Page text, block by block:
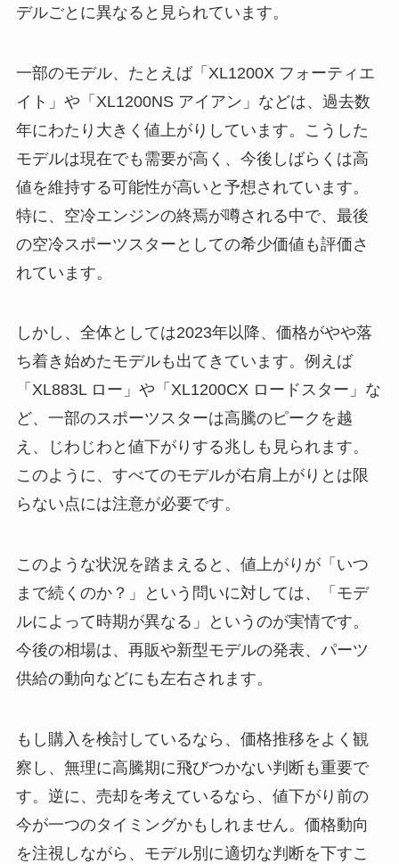
デルごとに異なると見られています。
一部のモデル、たとえば「XL1200X フォーティエ
イト」や「XL1200NS アイアン」などは、過去数
年にわたり大きく値上がりしています。こうした
モデルは現在でも需要が高く、今後しばらくは高
値を維持する可能性が高いと予想されています。
特に、空冷エンジンの終焉が噂される中で、最後
の空冷スポーツスターとしての希少価値も評価さ
れています。
しかし、全体としては2023年以降、価格がやや落
ち着き始めたモデルも出てきています。例えば
「XL883L ロー」や「XL1200CX ロードスター」な
ど、一部のスポーツスターは高騰のピークを越
え、じわじわと値下がりする兆しも見られます。
このように、すべてのモデルが右肩上がりとは限
らない点には注意が必要です。
このような状況を踏まえると、値上がりが「いつ
まで続くのか？」という問いに対しては、「モデ
ルによって時期が異なる」というのが実情です。
今後の相場は、再販や新型モデルの発表、パーツ
供給の動向などにも左右されます。
もし購入を検討しているなら、価格推移をよく観
察し、無理に高騰期に飛びつかない判断も重要で
す。逆に、売却を考えているなら、値下がり前の
今が一つのタイミングかもしれません。価格動向
を注視しながら、モデル別に適切な判断を下すこ